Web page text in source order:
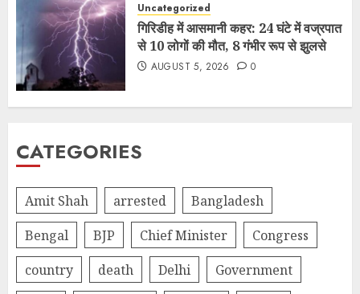
Uncategorized
गिरिडीह में आसमानी कहर: 24 घंटे में वज्रपात
से 10 लोगों की मौत, 8 गंभीर रूप से झुलसे
AUGUST 5, 2026 0
CATEGORIES
Amit Shah arrested
Bangladesh
Bengal
BJP Chief Minister
Congress
country
death Delhi
Government